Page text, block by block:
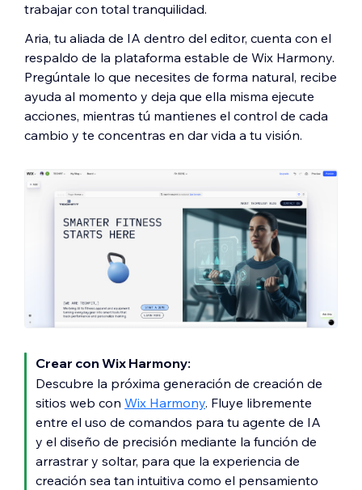
trabajar con total tranquilidad.
Aria, tu aliada de IA dentro del editor, cuenta con el
respaldo de la plataforma estable de Wix Harmony.
Pregúntale lo que necesites de forma natural, recibe
ayuda al momento y deja que ella misma ejecute
acciones, mientras tú mantienes el control de cada
cambio y te concentras en dar vida a tu visión.
Crear con Wix Harmony:
Descubre la próxima generación de creación de
sitios web con Wix Harmony. Fluye libremente
entre el uso de comandos para tu agente de IA
y el diseño de precisión mediante la función de
arrastrar y soltar, para que la experiencia de
creación sea tan intuitiva como el pensamiento